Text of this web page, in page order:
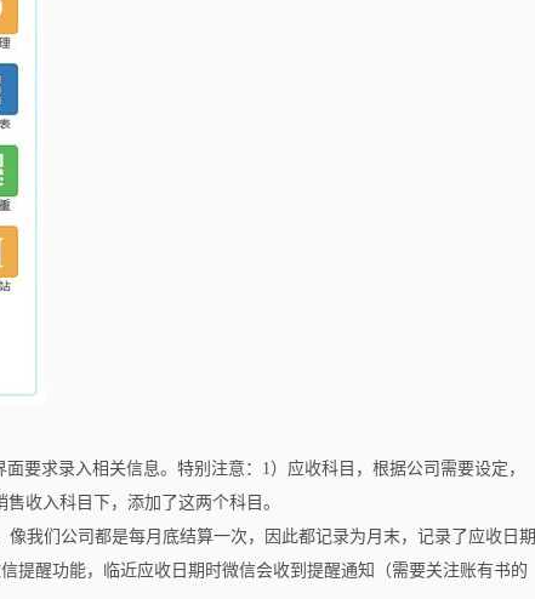
要求录入相关信息。特别注意：1）应收科目，根据公司需要设定，
收入科目下，添加了这两个科目。
我们公司都是每月底结算一次，因此都记录为月末，记录了应收日期
提醒功能，临近应收日期时微信会收到提醒通知（需要关注账有书的